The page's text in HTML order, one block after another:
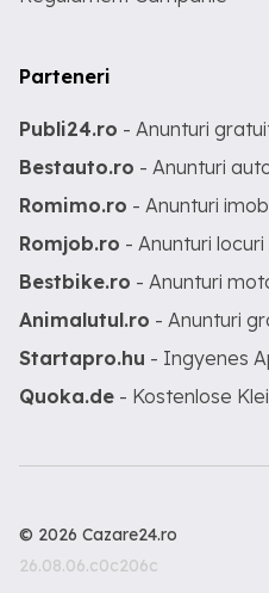
Parteneri
Publi24.ro - Anunturi
Bestauto.ro - Anunturi
Romimo.ro - Anunturi
Romjob.ro - Anunturi
Bestbike.ro - Anunturi
Animalutul.ro - Anunturi
Startapro.hu - Ingyenes
Quoka.de - Kostenlose
© 2026 Cazare24.ro
26.08.06.c0c206c